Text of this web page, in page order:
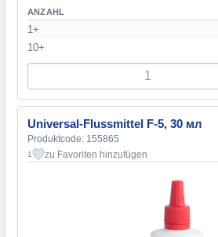
ANZAHL
1+
10+
Universal-Flussmittel F-5, 30 мл
Produktcode: 155865
1 zu Favoriten hinzufügen